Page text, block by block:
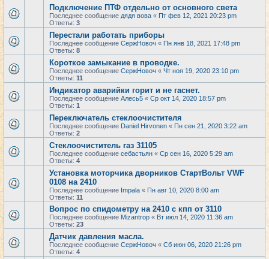
Подключение ПТФ отдельно от основного света
Последнее сообщение дядя вова « Пт фев 12, 2021 20:23 pm
Ответы: 3
Перестали работать приборы
Последнее сообщение СержНовоч « Пн янв 18, 2021 17:48 pm
Ответы: 8
Короткое замыкание в проводке.
Последнее сообщение СержНовоч « Чт ноя 19, 2020 23:10 pm
Ответы: 11
Индикатор аварийки горит и не гаснет.
Последнее сообщение Алесь5 « Ср окт 14, 2020 18:57 pm
Ответы: 1
Переключатель стеклоочистителя
Последнее сообщение Daniel Hirvonen « Пн сен 21, 2020 3:22 am
Ответы: 2
Стеклоочиститель газ 31105
Последнее сообщение себастьян « Ср сен 16, 2020 5:29 am
Ответы: 4
Установка моторчика дворников СтартВольт VWF
0108 на 2410
Последнее сообщение Impala « Пн авг 10, 2020 8:00 am
Ответы: 11
Вопрос по спидометру на 2410 с кпп от 3110
Последнее сообщение Mizantrop « Вт июл 14, 2020 11:36 am
Ответы: 23
Датчик давления масла.
Последнее сообщение СержНовоч « Сб июн 06, 2020 21:26 pm
Ответы: 4